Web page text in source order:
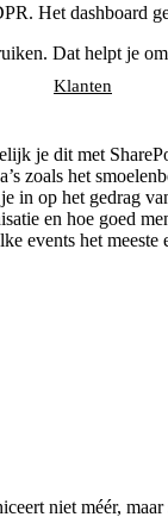
Klanten
Het dashboard
Dat helpt je
je dit met
zoals het
in op het gedrag
en hoe goed
events het
niet méér,